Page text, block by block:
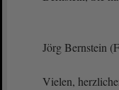
Jörg Bernstein
Vielen,